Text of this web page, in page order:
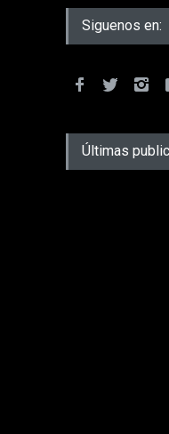
Siguenos en:
Últimas